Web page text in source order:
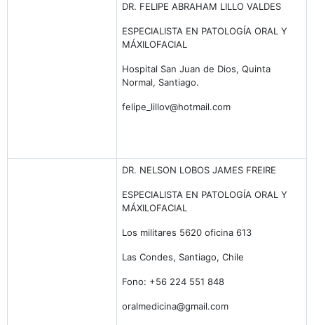
DR. FELIPE ABRAHAM LILLO VALDES
ESPECIALISTA EN PATOLOGÍA ORAL Y
MÁXILOFACIAL
Hospital San Juan de Dios, Quinta
Normal, Santiago.
felipe_lillov@hotmail.com
DR. NELSON LOBOS JAMES FREIRE
ESPECIALISTA EN PATOLOGÍA ORAL Y
MÁXILOFACIAL
Los militares 5620 oficina 613
Las Condes, Santiago, Chile
Fono: +56 224 551 848
oralmedicina@gmail.com